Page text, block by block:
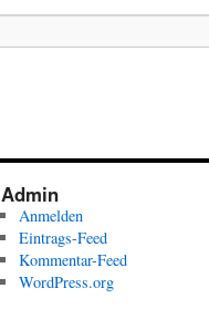
Admin
Anmelden
Eintrags-Feed
Kommentar-Feed
WordPress.org